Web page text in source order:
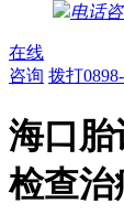
电话
在线
咨询 拨打
海口胎
检查治